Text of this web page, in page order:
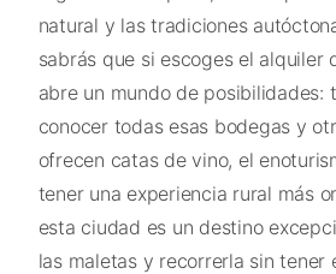
natural y las tradiciones
sabrás que si escoges el alquiler
abre un mundo de posibilidades:
conocer todas esas bodegas y
ofrecen catas de vino, el
tener una experiencia rural más
esta ciudad es un destino
las maletas y recorrerla sin tener